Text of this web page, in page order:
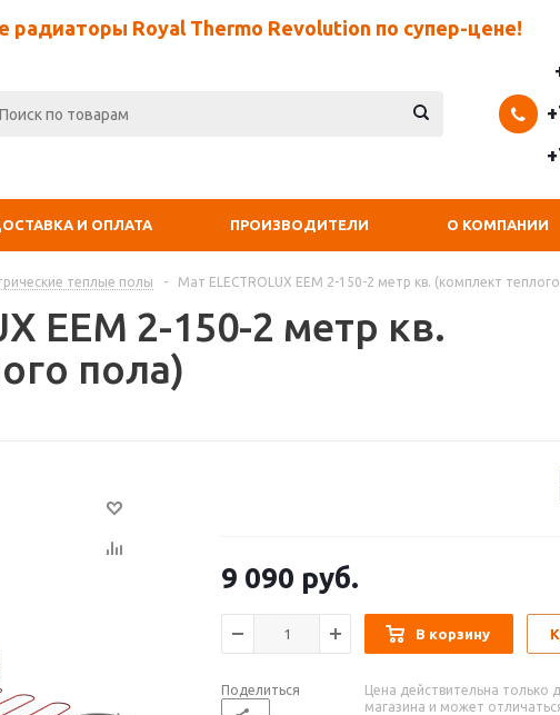
Royal Thermo Revolution по супер-цене!
И ОПЛАТА ПРОИЗВОДИТЕЛИ О КОМПАНИИ
теплые полы - Мат ELECTROLUX EEM 2-150-2 метр кв. (комплект
EEM 2-150-2 метр кв.
пола)
9 090 руб.
В корзину
Поделиться
Цена действительна только
магазина и может